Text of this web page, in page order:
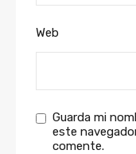
Web
Guarda mi
este
comente.